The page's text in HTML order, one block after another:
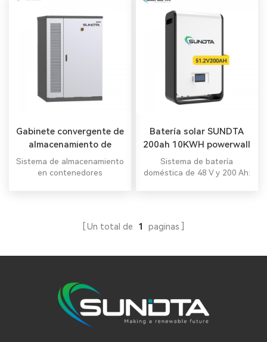
Gabinete convergente de
almacenamiento de
energía refrigerado por
líquido para exteriores
Sistema de almacenamiento
en contenedores
Batería solar SUNDTA
200ah 10KWH powerwall
para el costo del sistema
de almacenamiento
Sistema de batería
doméstica de 48 V y 200 Ah:
capacidad y la potencia.
Un total de 1 paginas